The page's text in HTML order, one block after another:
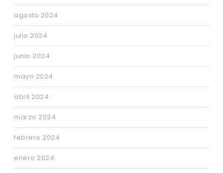
agosto 2024
julio 2024
junio 2024
mayo 2024
abril 2024
marzo 2024
febrero 2024
enero 2024